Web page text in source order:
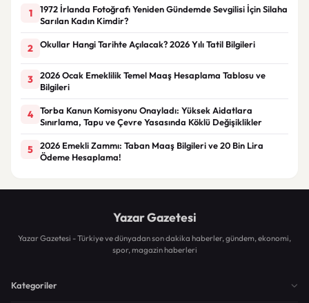
1
1972 İrlanda Fotoğrafı Yeniden Gündemde Sevgilisi İçin Silaha
Sarılan Kadın Kimdir?
2 Okullar Hangi Tarihte Açılacak? 2026 Yılı Tatil Bilgileri
3
2026 Ocak Emeklilik Temel Maaş Hesaplama Tablosu ve
Bilgileri
4
Torba Kanun Komisyonu Onayladı: Yüksek Aidatlara
Sınırlama, Tapu ve Çevre Yasasında Köklü Değişiklikler
5
2026 Emekli Zammı: Taban Maaş Bilgileri ve 20 Bin Lira
Ödeme Hesaplama!
Yazar Gazetesi
Yazar Gazetesi - Türkiye ve dünyadan son dakika haberler, gündem, ekonomi,
spor, magazin haberleri
Kategoriler